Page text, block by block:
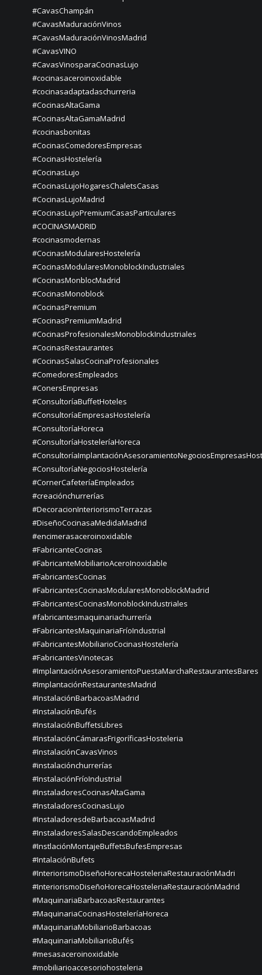
#CavasChampán
#CavasMaduraciónVinos
#CavasMaduraciónVinosMadrid
#CavasVINO
#CavasVinosparaCocinasLujo
#cocinasaceroinoxidable
#cocinasadaptadaschurreria
#CocinasAltaGama
#CocinasAltaGamaMadrid
#cocinasbonitas
#CocinasComedoresEmpresas
#CocinasHostelería
#CocinasLujo
#CocinasLujoHogaresChaletsCasas
#CocinasLujoMadrid
#CocinasLujoPremiumCasasParticulares
#COCINASMADRID
#cocinasmodernas
#CocinasModularesHostelería
#CocinasModularesMonoblockIndustriales
#CocinasMonblocMadrid
#CocinasMonoblock
#CocinasPremium
#CocinasPremiumMadrid
#CocinasProfesionalesMonoblockIndustriales
#CocinasRestaurantes
#CocinasSalasCocinaProfesionales
#ComedoresEmpleados
#ConersEmpresas
#ConsultoríaBuffetHoteles
#ConsultoríaEmpresasHostelería
#ConsultoríaHoreca
#ConsultoríaHosteleríaHoreca
#ConsultoríaNegociosHostelería
#CornerCafeteríaEmpleados
#creaciónchurrerías
#DecoracionInteriorismoTerrazas
#DiseñoCocinasaMedidaMadrid
#encimerasaceroinoxidable
#FabricanteCocinas
#FabricanteMobiliarioAceroInoxidable
#FabricantesCocinas
#FabricantesCocinasModularesMonoblockMadrid
#FabricantesCocinasMonoblockIndustriales
#fabricantesmaquinariachurrería
#FabricantesMaquinariaFríoIndustrial
#FabricantesMobiliarioCocinasHostelería
#FabricantesVinotecas
#ImplantaciónAsesoramientoPuestaMarchaRestaurantesBares
#ImplantaciónRestaurantesMadrid
#InstalaciónBarbacoasMadrid
#InstalaciónBufés
#InstalaciónBuffetsLibres
#InstalaciónCámarasFrigoríficasHosteleria
#InstalaciónCavasVinos
#instalaciónchurrerías
#InstalaciónFríoIndustrial
#InstaladoresCocinasAltaGama
#InstaladoresCocinasLujo
#InstaladoresdeBarbacoasMadrid
#InstaladoresSalasDescandoEmpleados
#InstlaciónMontajeBuffetsBufesEmpresas
#IntalaciónBufets
#InteriorismoDiseñoHorecaHosteleriaRestauraciónMadri
#InteriorismoDiseñoHorecaHosteleriaRestauraciónMadrid
#MaquinariaBarbacoasRestaurantes
#MaquinariaCocinasHosteleríaHoreca
#MaquinariaMobiliarioBarbacoas
#MaquinariaMobiliarioBufés
#mesasaceroinoxidable
#mobiliarioaccesoriohosteleria